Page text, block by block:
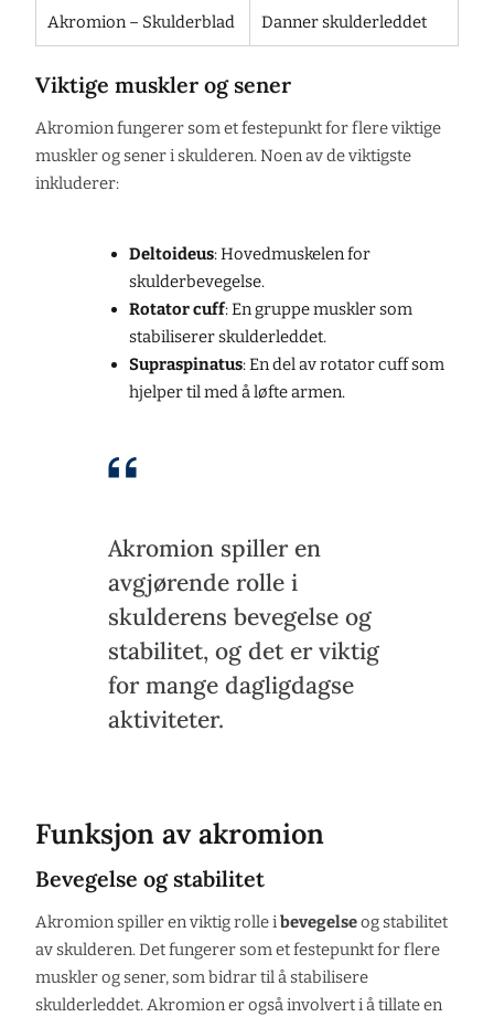
Akromion – Skulderblad Danner skulderleddet
Viktige muskler og sener
Akromion fungerer som et festepunkt for flere viktige
muskler og sener i skulderen. Noen av de viktigste
inkluderer:
Deltoideus: Hovedmuskelen for
skulderbevegelse.
Rotator cuff: En gruppe muskler som
stabiliserer skulderleddet.
Supraspinatus: En del av rotator cuff som
hjelper til med å løfte armen.
Akromion spiller en
avgjørende rolle i
skulderens bevegelse og
stabilitet, og det er viktig
for mange dagligdagse
aktiviteter.
Funksjon av akromion
Bevegelse og stabilitet
Akromion spiller en viktig rolle ibevegelseog stabilitet
av skulderen. Det fungerer som et festepunkt for flere
muskler og sener, som bidrar til å stabilisere
skulderleddet. Akromion er også involvert i å tillate en